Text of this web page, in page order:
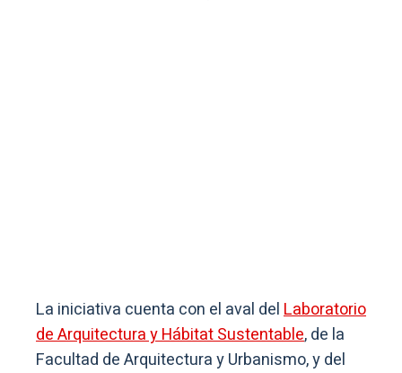
La iniciativa cuenta con el aval delLaboratorio
de Arquitectura y Hábitat Sustentable, de la
Facultad de Arquitectura y Urbanismo, y del